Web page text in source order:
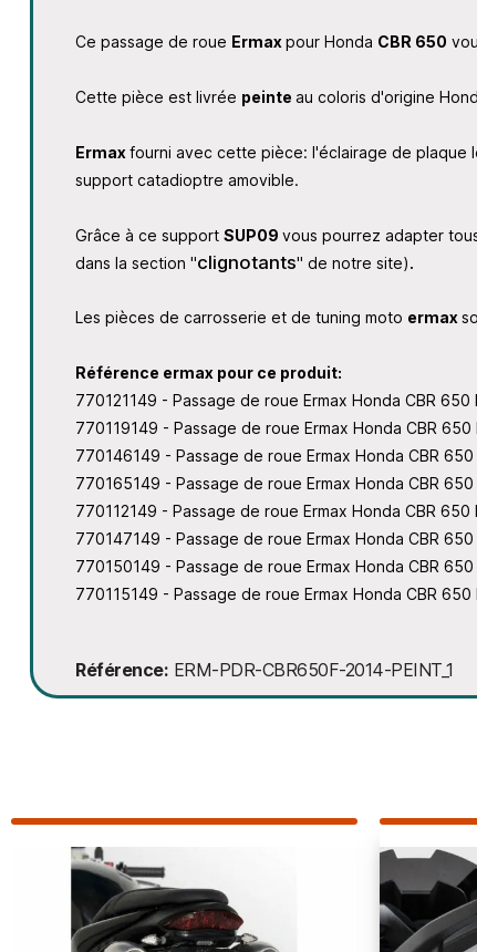
Ce passage de roue Ermaxpour Honda CBR 650
Cette pièce est livrée peinteau coloris d'origine
Ermaxfourni avec cette pièce: l'éclairage de plaque
support catadioptre amovible.
Grâce à ce supportSUP09vous pourrez adapter
dans la section "clignotants" de notre site).
Les pièces de carrosserie et de tuning moto ermax
Référence ermax pour ce produit:
770121149 - Passage de roue Ermax Honda CBR
770119149 - Passage de roue Ermax Honda CBR
770146149 - Passage de roue Ermax Honda CBR 650
770165149 - Passage de roue Ermax Honda CBR
770112149 - Passage de roue Ermax Honda CBR
770147149 - Passage de roue Ermax Honda CBR
770150149 - Passage de roue Ermax Honda CBR
770115149 - Passage de roue Ermax Honda CBR 650
Référence ERM-PDR-CBR650F-2014-PEINT_1